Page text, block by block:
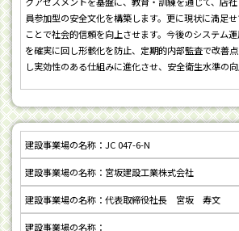
員参加型の安全文化を構築します。更に現状に満足
ことで社会的信頼を向上させます。今後のシステム
を確実に回し形骸化を防止、定期的内部監査で改善
し実効性のある仕組みに進化させ、安全衛生水準の向
JC 047-6-N
宮坂建設工業株式会社
代表取締役社長 宮坂 寿文